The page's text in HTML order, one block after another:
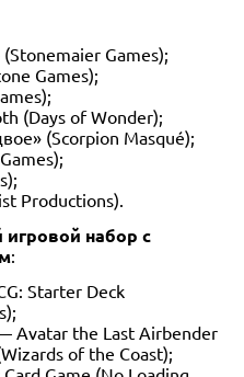
Games);
Games);
(Days of Wonder);
(Scorpion Masqué);
Productions).
набор с
:
Starter Deck
Avatar the Last Airbender
of the Coast);